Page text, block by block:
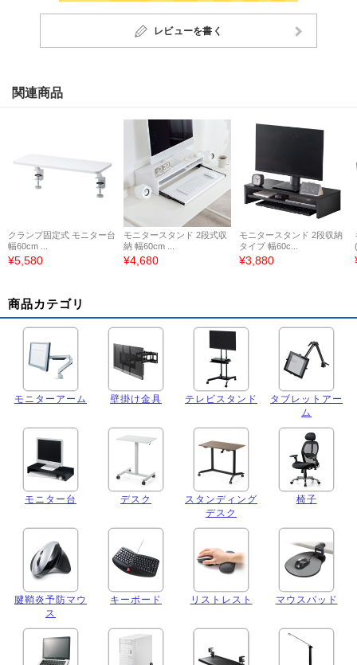
レビューを書く
関連商品
クランプ固定式 モニター台
幅60cm ...
¥5,580
モニタースタンド 2段式収
納 幅60cm ...
¥4,680
モニタースタンド 2段収納
タイプ 幅60c...
¥3,880
商品カテゴリ
モニターアーム 壁掛け金具 テレビスタンド
タブレットアー
ム
モニター台 デスク
スタンディング
デスク
椅子
腱鞘炎予防マウ
ス
キーボード リストレスト マウスパッド